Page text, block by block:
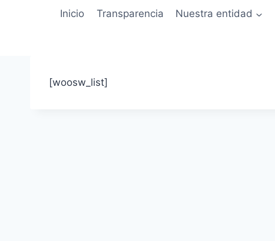
Inicio Transparencia Nuestra entidad
[woosw_list]